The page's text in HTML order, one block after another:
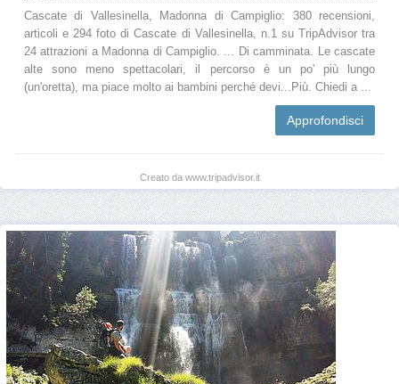
Cascate di Vallesinella, Madonna di Campiglio: 380 recensioni,
articoli e 294 foto di Cascate di Vallesinella, n.1 su TripAdvisor tra
24 attrazioni a Madonna di Campiglio. ... Di camminata. Le cascate
alte sono meno spettacolari, il percorso è un po' più lungo
(un'oretta), ma piace molto ai bambini perché devi...Più. Chiedi a ...
Approfondisci
Creato da www.tripadvisor.it